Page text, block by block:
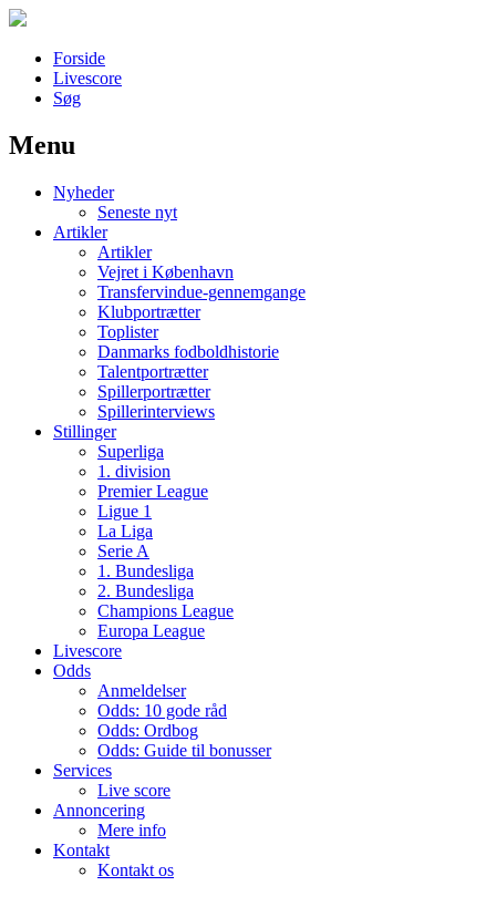
Forside
Livescore
Søg
Наши партнеры
лучшие займы
Menu
Nyheder
Seneste nyt
Artikler
Artikler
Vejret i København
Transfervindue-gennemgange
Klubportrætter
Toplister
Danmarks fodboldhistorie
Talentportrætter
Spillerportrætter
Spillerinterviews
Stillinger
Superliga
1. division
Premier League
Ligue 1
La Liga
Serie A
1. Bundesliga
2. Bundesliga
Champions League
Europa League
Livescore
Odds
Anmeldelser
Odds: 10 gode råd
Odds: Ordbog
Odds: Guide til bonusser
Services
Live score
Annoncering
Mere info
Kontakt
Kontakt os